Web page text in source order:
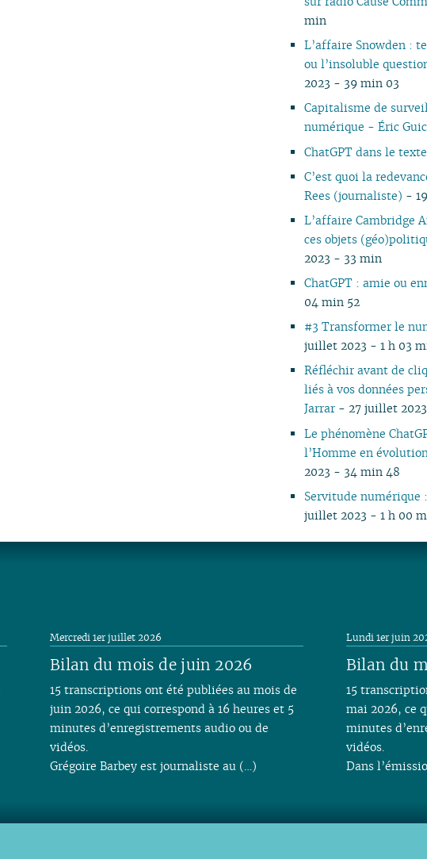
01
min
L’affaire Snowden :
ou l’insoluble
2023 - 39 min 03
Capitalisme de
numérique - Éric
ChatGPT dans le texte
C’est quoi la
Rees (journaliste) -
L’affaire Cambridge
ces objets
2023 - 33 min
ChatGPT : amie ou
04 min 52
#3 Transformer le
juillet 2023 - 1 h 03
Réfléchir avant de
liés à vos données
Jarrar - 27 juillet
Le phénomène
l’Homme en
2023 - 34 min 48
Servitude
juillet 2023 - 1 h 00
Bilan du mois de juin 2026
Mercredi 1er juillet 2026
15 transcriptions ont été publiées au mois de
juin 2026, ce qui correspond à 16 heures et 5
minutes d’enregistrements audio ou de
vidéos.
Grégoire Barbey est journaliste au (…)
Bilan du
Lundi 1er juin
15
mai 2026, ce
minutes
vidéos.
Dans